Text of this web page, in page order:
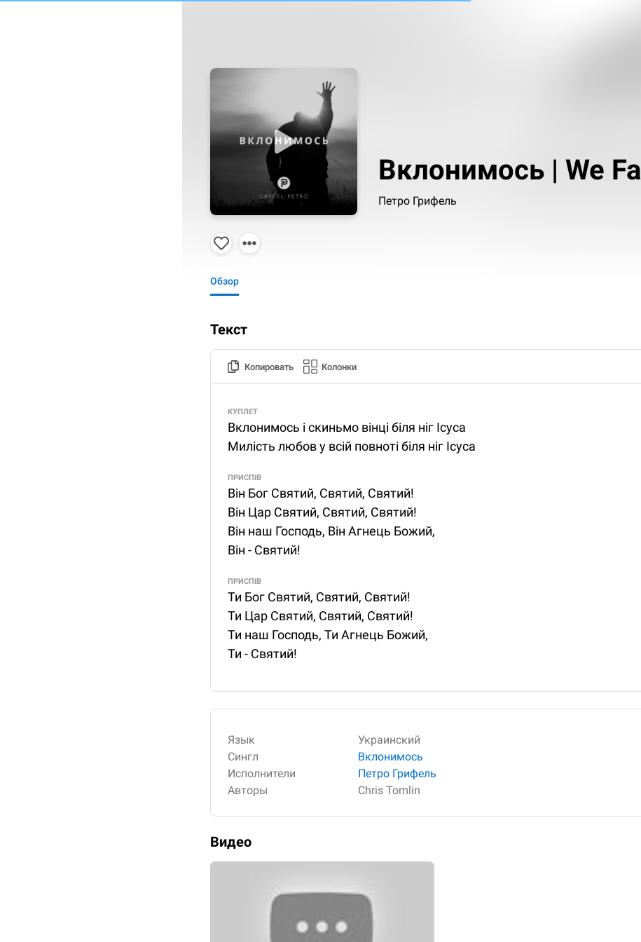
Вклонимось | We
Петро Грифель
Обзор
Текст
Копировать Колонки
КУПЛЕТ
Вклонимось і скиньмо вінці біля ніг Ісуса
Милість любов у всій повноті біля ніг Ісуса
ПРИСПІВ
Він Бог Святий, Святий, Святий!
Він Цар Святий, Святий, Святий!
Він наш Господь, Він Агнець Божий,
Він - Святий!
ПРИСПІВ
Ти Бог Святий, Святий, Святий!
Ти Цар Святий, Святий, Святий!
Ти наш Господь, Ти Агнець Божий,
Ти - Святий!
Язык
Украинский
Сингл
Вклонимось
Исполнители
Петро Грифель
Авторы
Chris Tomlin
Видео